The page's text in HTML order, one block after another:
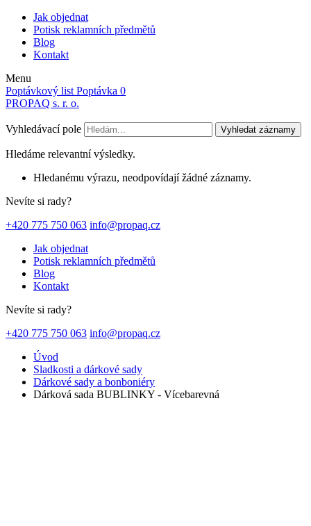
Jak objednat
Potisk reklamních předmětů
Blog
Kontakt
Menu
Poptávkový list Poptávka 0
PROPAQ s. r. o.
Vyhledávací pole Vyhledat záznamy
Hledáme relevantní výsledky.
Hledanému výrazu, neodpovídají žádné záznamy.
Nevíte si rady?
+420 775 750 063 info@propaq.cz
Jak objednat
Potisk reklamních předmětů
Blog
Kontakt
Nevíte si rady?
+420 775 750 063 info@propaq.cz
Úvod
Sladkosti a dárkové sady
Dárkové sady a bonboniéry
Dárková sada BUBLINKY - Vícebarevná